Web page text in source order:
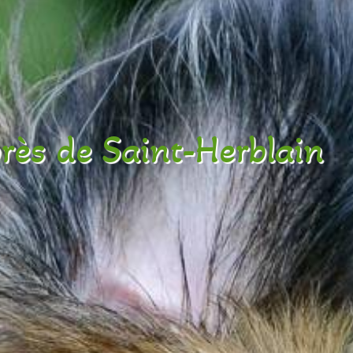
de Saint-Herblain